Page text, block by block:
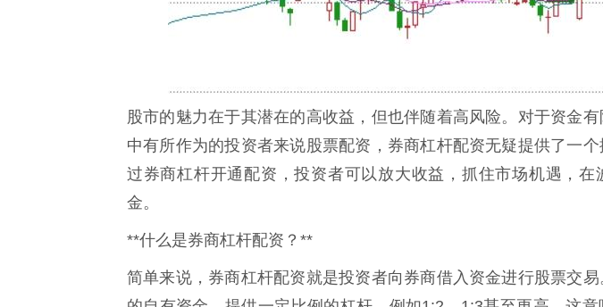
股市的魅力在于其潜在的高收益，但也伴随着高风险。对于资金
中有所作为的投资者来说股票配资，券商杠杆配资无疑提供了一
过券商杠杆开通配资，投资者可以放大收益，抓住市场机遇，在
金。
**什么是券商杠杆配资？**
简单来说，券商杠杆配资就是投资者向券商借入资金进行股票交